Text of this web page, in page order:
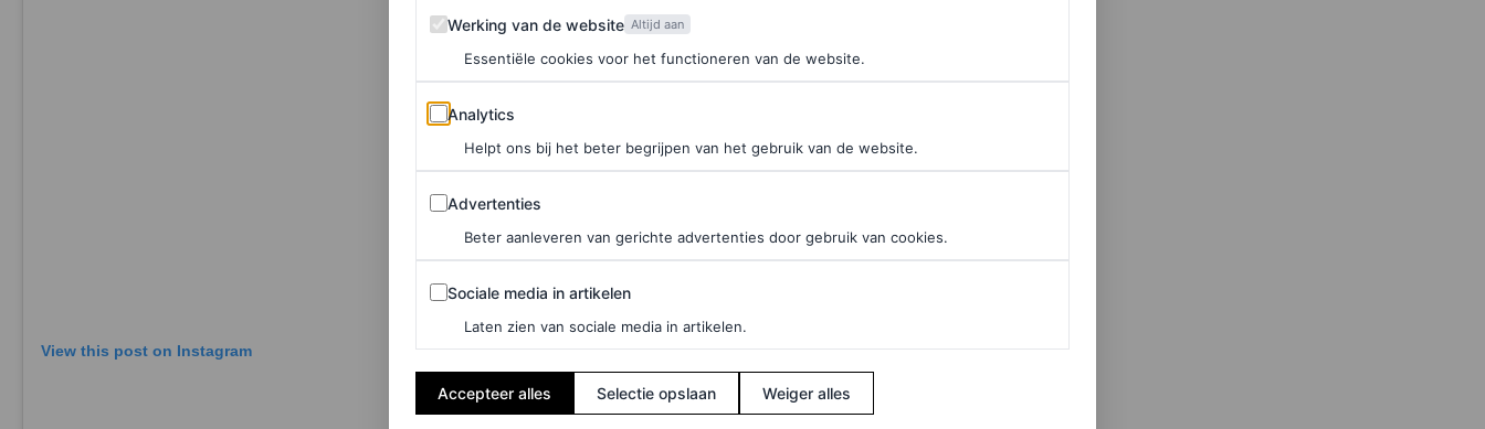
View this post on Instagram
Werking van de website
Werking van de website Altijd aan
Essentiële cookies voor het functioneren van de website.
Analytics
Analytics
Helpt ons bij het beter begrijpen van het gebruik van de website.
Advertenties
Advertenties
Beter aanleveren van gerichte advertenties door gebruik van cookies.
Sociale media in artikelen
Sociale media in artikelen
Laten zien van sociale media in artikelen.
Accepteer alles Selectie opslaan Weiger alles